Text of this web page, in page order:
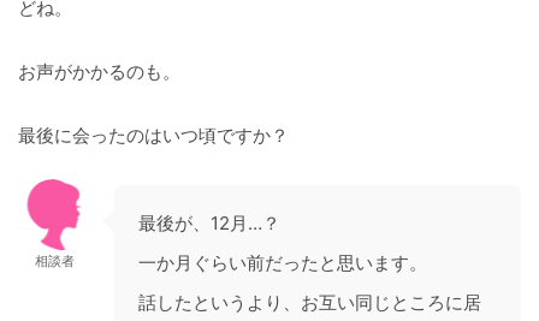
どね。
お声がかかるのも。
最後に会ったのはいつ頃ですか？
相談者
最後が、12月…？
一か月ぐらい前だったと思います。
話したというより、お互い同じところに居